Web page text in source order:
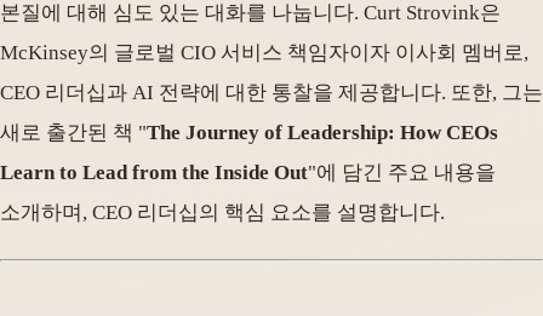
본질에 대해 심도 있는 대화를 나눕니다. Curt Strovink은
McKinsey의 글로벌 CIO 서비스 책임자이자 이사회 멤버로,
CEO 리더십과 AI 전략에 대한 통찰을 제공합니다. 또한, 그는
새로 출간된 책 "The Journey of Leadership: How CEOs
Learn to Lead from the Inside Out"에 담긴 주요 내용을
소개하며, CEO 리더십의 핵심 요소를 설명합니다.